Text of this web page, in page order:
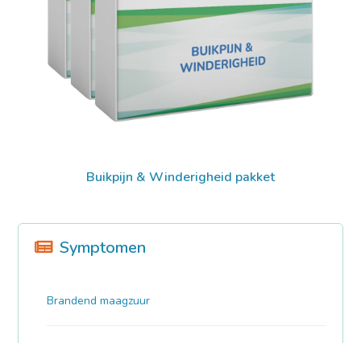
Buikpijn & Winderigheid pakket
Symptomen
Brandend maagzuur